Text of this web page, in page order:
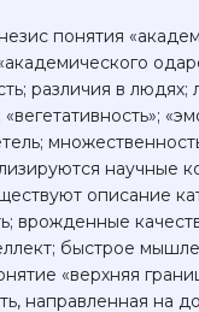
понятия
различия в
«вегетативность»;
научные
описание
врожденные
быстрое
«верхняя
направленная на